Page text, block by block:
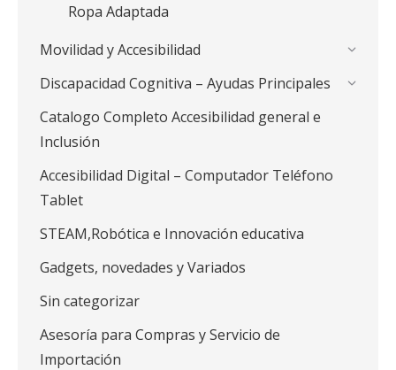
Ropa Adaptada
Movilidad y Accesibilidad
Discapacidad Cognitiva – Ayudas Principales
Catalogo Completo Accesibilidad general e
Inclusión
Accesibilidad Digital – Computador Teléfono
Tablet
STEAM,Robótica e Innovación educativa
Gadgets, novedades y Variados
Sin categorizar
Asesoría para Compras y Servicio de
Importación